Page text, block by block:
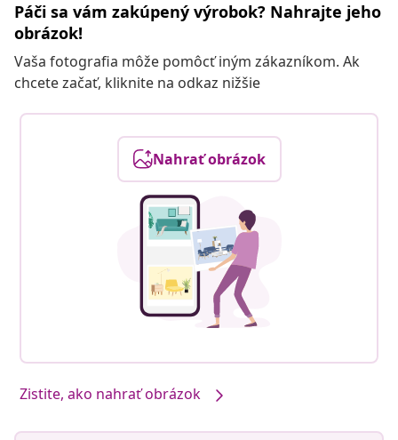
Páči sa vám zakúpený výrobok? Nahrajte jeho
obrázok!
Vaša fotografia môže pomôcť iným zákazníkom. Ak
chcete začať, kliknite na odkaz nižšie
Nahrať obrázok
Zistite, ako nahrať obrázok